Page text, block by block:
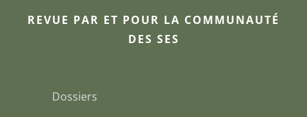
REVUE PAR ET POUR LA COMMUNAUTÉ
DES SES
Dossiers